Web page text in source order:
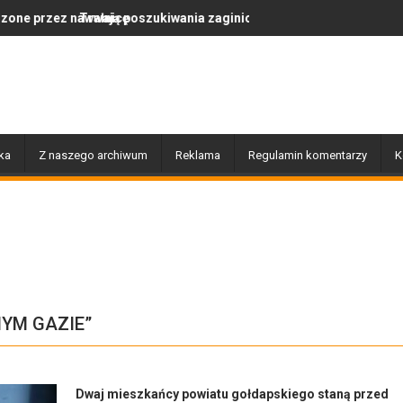
poszukiwania zaginionej Moniki Nasewicz
Z naszego archiwum Reklama Regulamin komentarzy
GAZIE”
Dwaj mieszkańcy powiatu gołdapskiego staną przed